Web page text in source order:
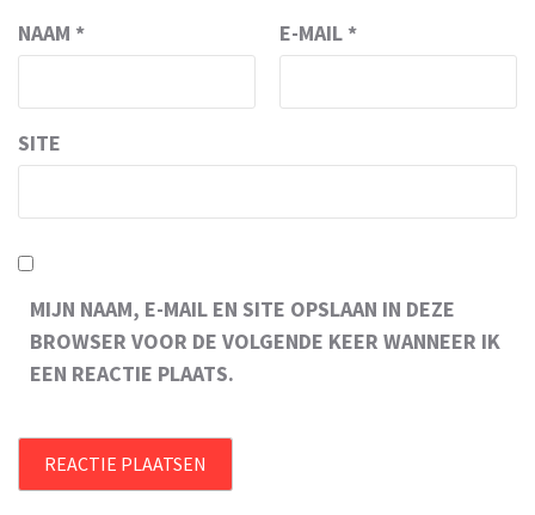
NAAM * E-MAIL *
SITE
MIJN NAAM, E-MAIL EN SITE OPSLAAN IN DEZE
BROWSER VOOR DE VOLGENDE KEER WANNEER IK
EEN REACTIE PLAATS.